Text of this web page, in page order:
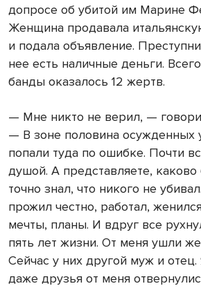
допросе об убитой им Марине
Женщина продавала
и подала объявление.
нее есть наличные деньги.
банды оказалось 12 жертв.
— Мне никто не верил, —
— В зоне половина осужденных
попали туда по ошибке. Почти
душой. А представляете, каково
точно знал, что никого не
прожил честно, работал,
мечты, планы. И вдруг все
пять лет жизни. От меня ушли
Сейчас у них другой муж и
даже друзья от меня